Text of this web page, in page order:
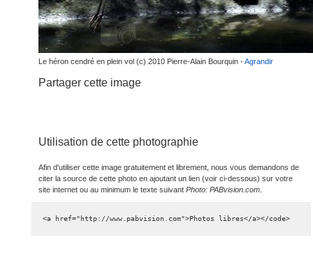
Le héron cendré en plein vol (c) 2010 Pierre-Alain Bourquin -Agrandir
Partager cette image
Utilisation de cette photographie
Afin d'utiliser cette image gratuitement et librement, nous vous demandons de
citer la source de cette photo en ajoutant un lien (voir ci-dessous) sur votre
site internet ou au minimum le texte suivant Photo: PABvision.com
<a href="http://www.pabvision.com">Photos libres</a></code>